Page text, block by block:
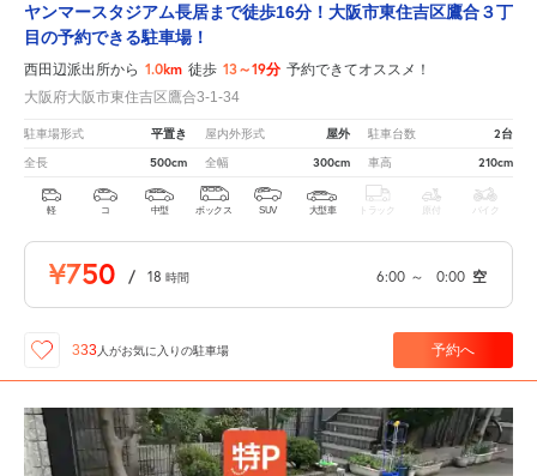
ヤンマースタジアム長居まで徒歩16分！大阪市東住吉区鷹合３丁
目の予約できる駐車場！
西田辺派出所から 1.0km 徒歩 13～19分 予約できてオススメ！
大阪府大阪市東住吉区鷹合3-1-34
駐車場形式 平置き 屋内外形式 屋外 駐車台数 2台
全長 500cm 全幅 300cm 車高 210cm
軽 コ 中型 ボックス SUV 大型車 トラック 原付 バイク
¥750 / 18 時間 6:00 ～ 0:00 空
333人がお気に入りの駐車場 予約へ